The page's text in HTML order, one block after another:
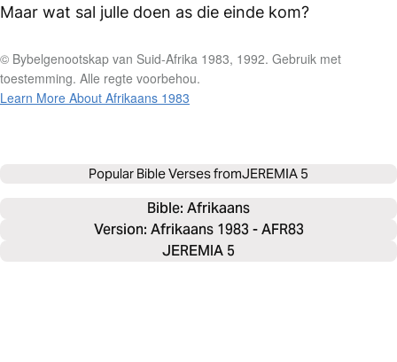
Maar wat sal julle doen as die einde kom?
© Bybelgenootskap van Suid-Afrika 1983, 1992. Gebruik met
toestemming. Alle regte voorbehou.
Learn More About Afrikaans 1983
Popular Bible Verses fromJEREMIA 5
Bible: Afrikaans
Version: Afrikaans 1983 - AFR83
JEREMIA 5